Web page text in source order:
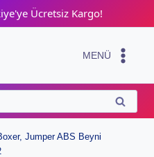
Ücretsiz Kargo!
MENÜ
ARA
Jumper ABS Beyni